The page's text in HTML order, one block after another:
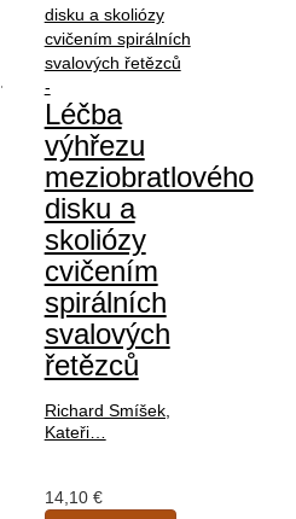
Léčba
výhřezu
meziobratlového
disku a
skoliózy
cvičením
spirálních
svalových
řetězců
Richard Smíšek,
Kateři…
14,10 €